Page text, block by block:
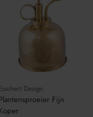
Design
Fijn